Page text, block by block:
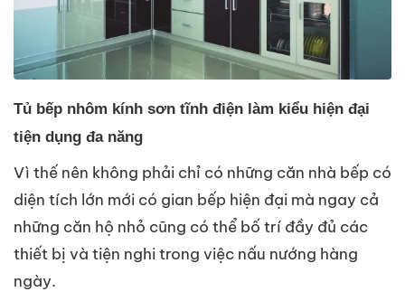
Tủ bếp nhôm kính sơn tĩnh điện làm kiểu hiện đại
tiện dụng đa năng
Vì thế nên không phải chỉ có những căn nhà bếp có
diện tích lớn mới có gian bếp hiện đại mà ngay cả
những căn hộ nhỏ cũng có thể bố trí đầy đủ các
thiết bị và tiện nghi trong việc nấu nướng hàng
ngày.